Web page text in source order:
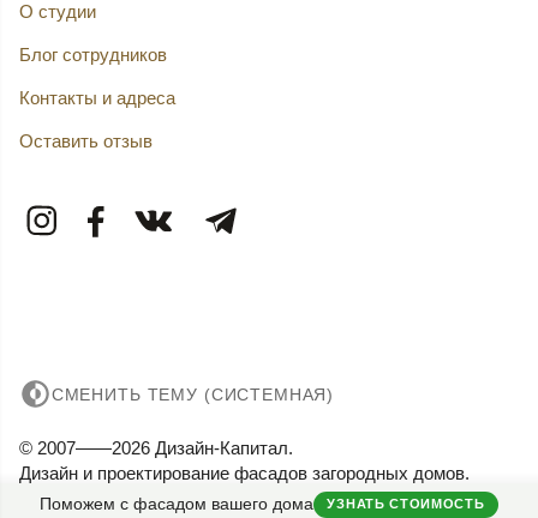
Поможем с фасадом вашего дома УЗНАТЬ СТОИМОСТЬ
О студии
Блог сотрудников
Контакты и адреса
Оставить отзыв
СМЕНИТЬ ТЕМУ (СИСТЕМНАЯ)
© 2007——2026 Дизайн-Капитал.
Дизайн и проектирование фасадов загородных домов.
Конфиденциальность